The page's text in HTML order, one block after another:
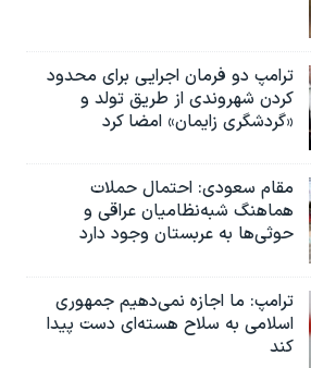
ترامپ دو فرمان اجرایی برای محدود
کردن شهروندی از طریق تولد و
«گردشگری زایمان» امضا کرد
مقام سعودی: احتمال حملات
هماهنگ شبه‌نظامیان عراقی و
حوثی‌ها به عربستان وجود دارد
ترامپ: ما اجازه نمی‌دهیم جمهوری
اسلامی به سلاح هسته‌ای دست پیدا
کند